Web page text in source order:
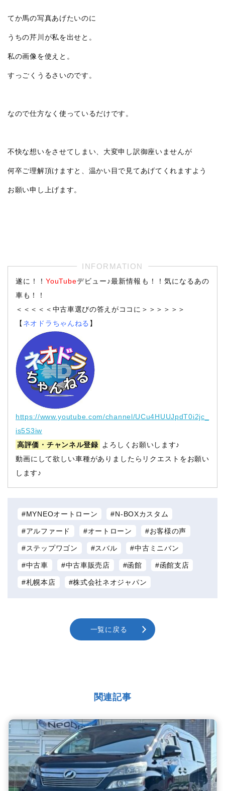
てか馬の写真あげたいのに
うちの芹川が私を出せと。
私の画像を使えと。
すっごくうるさいのです。
なので仕方なく使っているだけです。
不快な想いをさせてしまい、大変申し訳御座いませんが
何卒ご理解頂けますと、温かい目で見てあげてくれますよう
お願い申し上げます。
遂に！！YouTubeデビュー♪最新情報も！！気になるあの
車も！！
＜＜＜＜＜中古車選びの答えがココに＞＞＞＞＞＞
【 ネオドラちゃんねる 】
https://www.youtube.com/channel/UCu4HUUJpdT0i2jc_
is5S3iw
高評価・チャンネル登録
よろしくお願いします♪
動画にして欲しい車種がありましたらリクエストをお願い
します♪
MYNEOオートローン N-BOXカスタム
アルファード オートローン お客様の声
ステップワゴン スバル 中古ミニバン
中古車 中古車販売店 函館 函館支店
札幌本店 株式会社ネオジャパン
一覧に戻る
関連記事